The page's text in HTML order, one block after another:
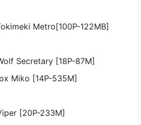
Metro[100P-122MB]
Secretary [18P-87M]
Miko [14P-535M]
[20P-233M]